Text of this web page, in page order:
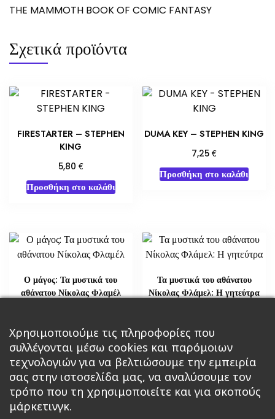
THE MAMMOTH BOOK OF COMIC FANTASY
Σχετικά προϊόντα
FIRESTARTER – STEPHEN
KING
5,80 €
Προσθήκη στο καλάθι
DUMA KEY – STEPHEN KING
7,25€
Προσθήκη στο καλάθι
Ο μάγος: Τα μυστικά του
αθάνατου Νίκολας Φλαμέλ
Διαβάστε περισσότερα
Τα μυστικά του αθάνατου
Νίκολας Φλάμελ: Η γητεύτρα
Διαβάστε περισσότερα
Χρησιμοποιούμε τις πληροφορίες που
συλλέγονται μέσω cookies και παρόμοιων
τεχνολογιών για να βελτιώσουμε την εμπειρία
σας στην ιστοσελίδα μας, να αναλύσουμε τον
τρόπο που τη χρησιμοποιείτε και για σκοπούς
μάρκετινγκ.